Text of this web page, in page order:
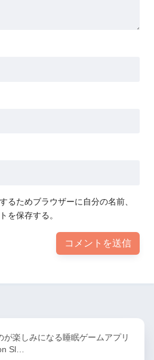
るためブラウザーに自分の名前、
を保存する。
が楽しみになる睡眠ゲームアプリ
Sl…